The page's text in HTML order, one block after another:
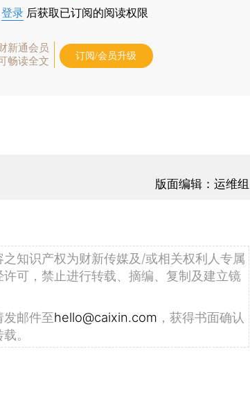
登录 后获取已订阅的阅读权限
新通会员
畅读全文
订阅/会员升级
版面编辑：运维组
知识产权为财新传媒及/或相关权利人专属
许可，禁止进行转载、摘编、复制及建立镜
发邮件至hello@caixin.com ，获得书面确认
。